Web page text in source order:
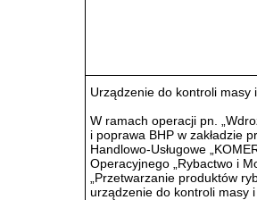
Urządzenie do kontroli masy
W ramach operacji pn.
i poprawa BHP w zakładzie
Handlowo-Usługowe
Operacyjnego „Rybactwo i
„Przetwarzanie produktów
urządzenie do kontroli masy i